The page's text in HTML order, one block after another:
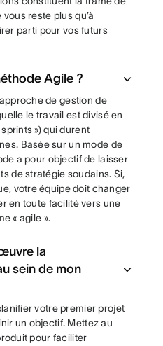
reste plus qu’à
parti pour vos futurs
Agile ?
de gestion de
le travail est divisé en
») qui durent
Basée sur un mode de
a pour objectif de laisser
de stratégie soudains. Si,
votre équipe doit changer
en toute facilité vers une
« agile ».
la
sein de mon
votre premier projet
un objectif. Mettez au
pour faciliter